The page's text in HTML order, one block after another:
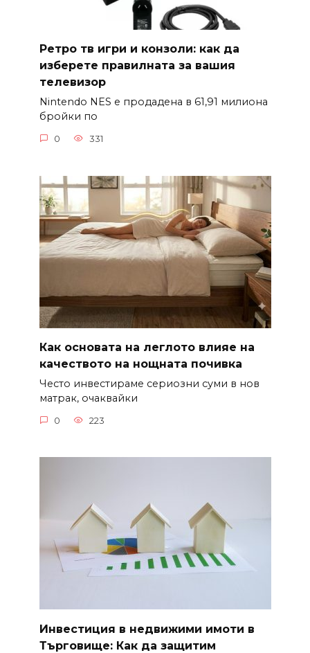
Ретро тв игри и конзоли: как да
изберете правилната за вашия
телевизор
Nintendo NES е продадена в 61,91 милиона
бройки по
0 331
Как основата на леглото влияе на
качеството на нощната почивка
Често инвестираме сериозни суми в нов
матрак, очаквайки
0 223
Инвестиция в недвижими имоти в
Търговище: Как да защитим